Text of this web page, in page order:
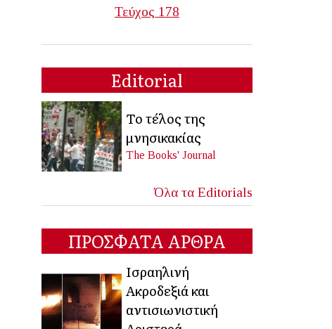
Τεύχος 178
Editorial
Το τέλος της
μνησικακίας
The Books' Journal
Όλα τα Editorials
ΠΡΟΣΦΑΤΑ ΑΡΘΡΑ
Ισραηλινή
Ακροδεξιά και
αντισιωνιστική